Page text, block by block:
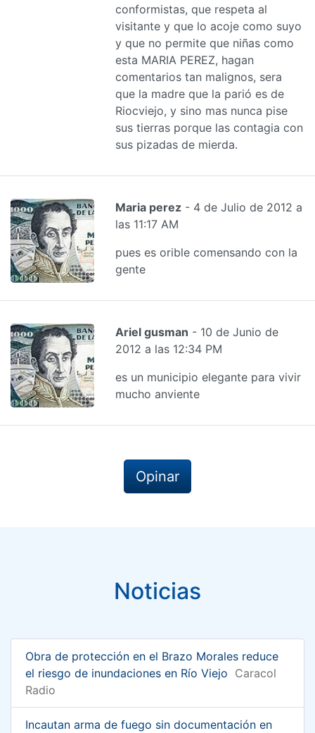
conformistas, que respeta al
visitante y que lo acoje como suyo
y que no permite que niñas como
esta MARIA PEREZ, hagan
comentarios tan malignos, sera
que la madre que la parió es de
Riocviejo, y sino mas nunca pise
sus tierras porque las contagia con
sus pizadas de mierda.
Maria perez - 4 de Julio de 2012 a
las 11:17 AM
pues es orible comensando con la
gente
Ariel gusman - 10 de Junio de
2012 a las 12:34 PM
es un municipio elegante para vivir
mucho anviente
Opinar
Noticias
Obra de protección en el Brazo Morales reduce
el riesgo de inundaciones en Río Viejo Caracol
Radio
Incautan arma de fuego sin documentación en